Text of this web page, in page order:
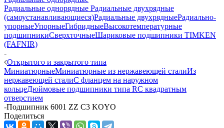
Радиальные однорядные Радиальные двухрядные
(самоустанавливающиеся)Радиальные двухрядныеРадиально-
упорныеУпорныеГибридныеВысокотемпературные
подшипникиСверхточныеШариковые подшипники TIMKEN
(FAFNIR)
-
Открытого и закрытого типа
МиниатюрныеМиниатюрные из нержавеющей сталиИз
нержавеющей сталиС фланцем на наружном
кольцеДюймовые подшипники типа RС квадратным
отверстием
-Подшипник 6001 ZZ C3 KOYO
Поделиться